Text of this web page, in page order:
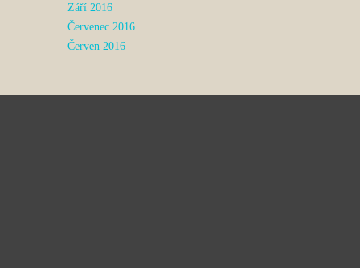
Září 2016
Červenec 2016
Červen 2016